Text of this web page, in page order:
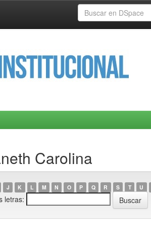
Carolina
J K L M N O P Q R S T U
letras: